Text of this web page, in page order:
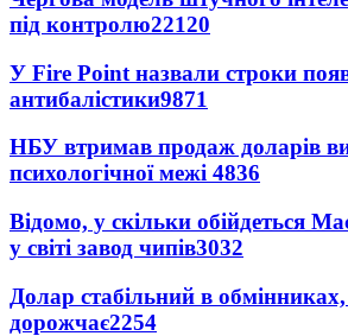
під контролю22120
У Fire Point назвали строки
антибалістики9871
НБУ втримав продаж доларів
психологічної межі 4836
Відомо, у скільки обійдеться
у світі завод чипів3032
Долар стабільний в
дорожчає2254